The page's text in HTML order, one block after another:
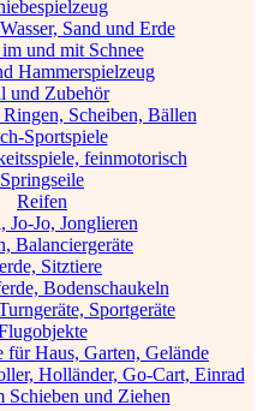
Sand und Erde
und mit Schnee
Hammerspielzeug
und Zubehör
Scheiben, Bällen
Sportspiele
feinmotorisch
Springseile
Reifen
Jo-Jo, Jonglieren
Balanciergeräte
Sitztiere
Bodenschaukeln
Sportgeräte
für Haus, Garten, Gelände
Holländer, Go-Cart, Einrad
Schieben und Ziehen